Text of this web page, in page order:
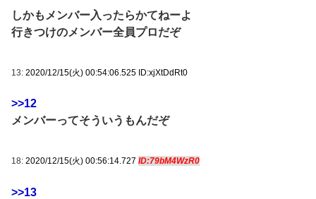
しかもメンバー入ったらかてねーよ
行きつけのメンバー全員プロだぞ
13: 2020/12/15(火) 00:54:06.525 ID:xjXtDdRt0
>>12
メンバーってそういうもんだぞ
18: 2020/12/15(火) 00:56:14.727 ID:79bM4WzR0
>>13